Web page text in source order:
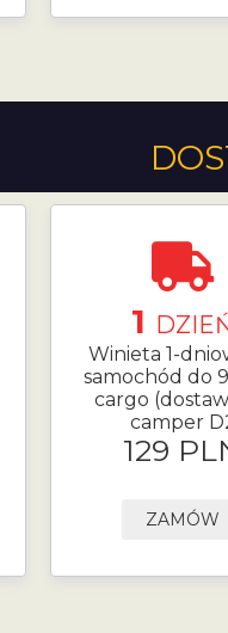
1
Winieta 1-
samochód do
cargo
camper
129
ZAMÓW